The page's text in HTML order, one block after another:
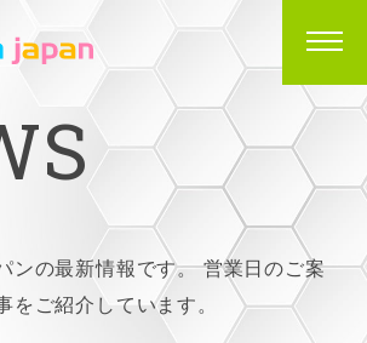
S
ンの最新情報です。営業日のご案
をご紹介しています。